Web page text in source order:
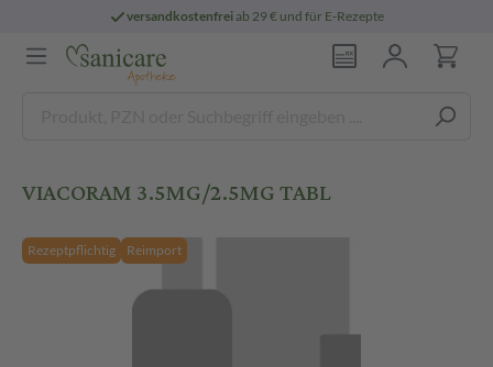
versandkostenfreiab 29 € und für E-Rezepte
VIACORAM 3.5MG/2.5MG TABL
Rezeptpflichtig Reimport